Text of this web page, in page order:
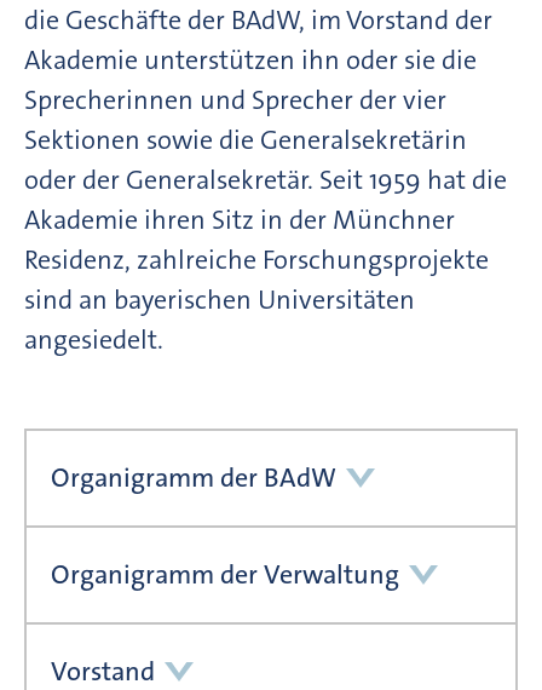
die Geschäfte der BAdW, im Vorstand der
Akademie unterstützen ihn oder sie die
Sprecherinnen und Sprecher der vier
Sektionen sowie die Generalsekretärin
oder der Generalsekretär. Seit 1959 hat die
Akademie ihren Sitz in der Münchner
Residenz, zahlreiche Forschungsprojekte
sind an bayerischen Universitäten
angesiedelt.
Organigramm der BAdW
Organigramm der Verwaltung
Vorstand